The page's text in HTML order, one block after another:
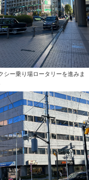
シー乗り場ロータリーを進みま